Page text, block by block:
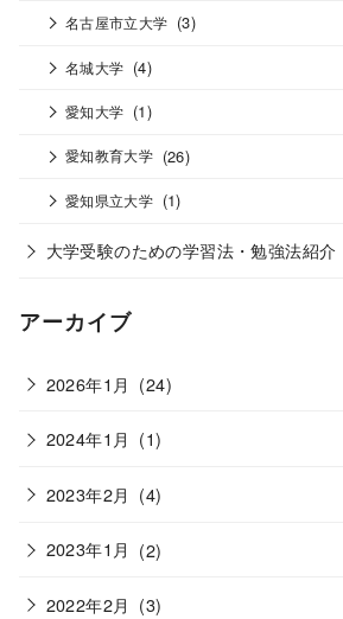
名古屋市立大学 (3)
名城大学 (4)
愛知大学 (1)
愛知教育大学 (26)
愛知県立大学 (1)
大学受験のための学習法・勉強法紹介
アーカイブ
2026年1月 (24)
2024年1月 (1)
2023年2月 (4)
2023年1月 (2)
2022年2月 (3)